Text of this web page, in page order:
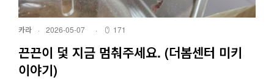
카라 · 2026-05-07 · 171
끈끈이 덫 지금 멈춰주세요. (더봄센터 미키
이야기)